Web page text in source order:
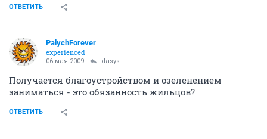
ОТВЕТИТЬ
PalychForever
experienced
06 мая 2009 dasys
Получается благоустройством и озеленением
заниматься - это обязанность жильцов?
ОТВЕТИТЬ